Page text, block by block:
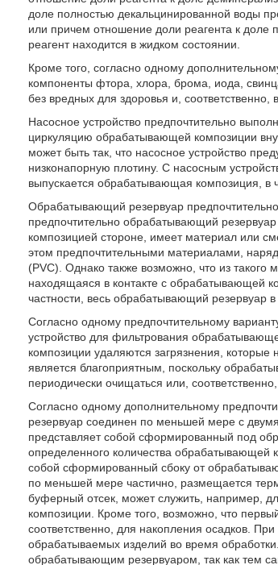
доле полностью декальцинированной воды
или причем отношение доли реагента к доле
реагент находится в жидком состоянии.
Кроме того, согласно одному
компоненты фтора, хлора, брома, иода,
без вредных для здоровья и,
Насосное устройство предпочтительно
циркуляцию обрабатывающей композиции
может быть так, что насосное устройство
низконапорную плотину. С насосным
выпускается обрабатывающая композиция, в
Обрабатывающий резервуар
предпочтительно обрабатывающий
композицией стороне, имеет материал или
этом предпочтительными материалами,
(PVC). Однако также возможно, что из такого
находящаяся в контакте с обрабатывающей
частности, весь обрабатывающий резервуар
Согласно одному предпочтительному
устройство для фильтрования
композиции удаляются загрязнения,
является благоприятным, поскольку
периодически очищаться или, соответственно,
Согласно одному дополнительному
резервуар соединен по меньшей мере с
представляет собой сформированный под
определенного количества обрабатывающей
собой сформированный сбоку от
по меньшей мере частично, размещается
буферный отсек, может служить, например,
композиции. Кроме того, возможно, что
соответственно, для накопления осадков.
обрабатываемых изделий во время
обрабатывающим резервуаром, так как тем